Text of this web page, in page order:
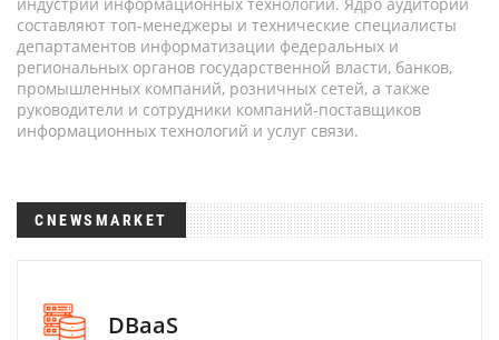
составляют топ-менеджеры и технические специалисты
департаментов информатизации федеральных и
региональных органов государственной власти, банков,
промышленных компаний, розничных сетей, а также
руководители и сотрудники компаний-поставщиков
информационных технологий и услуг связи.
CNEWSMARKET
DBaaS